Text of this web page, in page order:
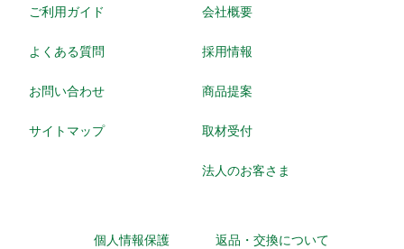
ご利用ガイド
よくある質問
お問い合わせ
サイトマップ
会社概要
採用情報
商品提案
取材受付
法人のお客さま
個人情報保護 返品・交換について